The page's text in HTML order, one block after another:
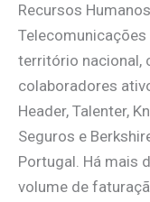
Recursos
território nacional,
colaboradores
Header, Talenter,
Seguros e
Portugal. Há mais
volume de